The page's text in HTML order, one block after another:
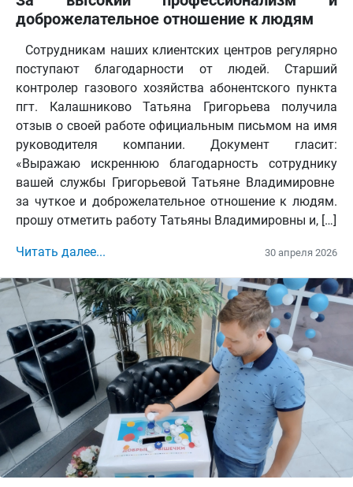
доброжелательное отношение к людям
Сотрудникам наших клиентских центров регулярно
поступают благодарности от людей. Старший
контролер газового хозяйства абонентского пункта
пгт. Калашниково Татьяна Григорьева получила
отзыв о своей работе официальным письмом на имя
руководителя компании. Документ гласит:
«Выражаю искреннюю благодарность сотруднику
вашей службы Григорьевой Татьяне Владимировне
за чуткое и доброжелательное отношение к людям.
прошу отметить работу Татьяны Владимировны и, […]
Читать далее... 30 апреля 2026